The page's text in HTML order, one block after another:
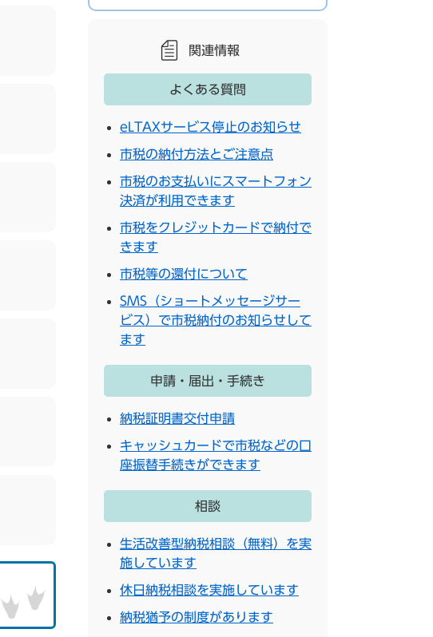
関連情報
よくある質問
eLTAXサービス停止のお知らせ
市税の納付方法とご注意点
市税のお支払いにスマートフォン
決済が利用できます
市税をクレジットカードで納付で
きます
市税等の還付について
SMS（ショートメッセージサー
ビス）で市税納付のお知らせして
ます
申請・届出・手続き
納税証明書交付申請
キャッシュカードで市税などの口
座振替手続きができます
相談
生活改善型納税相談（無料）を実
施しています
休日納税相談を実施しています
納税猶予の制度があります